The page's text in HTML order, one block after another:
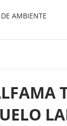
AMBIENTE